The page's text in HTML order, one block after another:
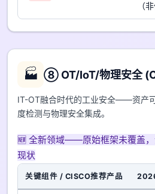
（
🏭 ⑧ OT/IoT/物理安全
IT-OT融合时代的工业安全——资产
度检测与物理安全集成。
🆕 全新领域——原始框架未覆盖
现状
关键组件 / CISCO推荐产品